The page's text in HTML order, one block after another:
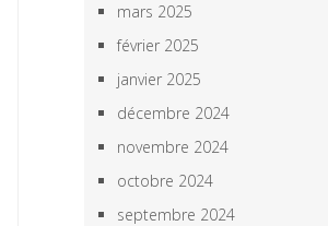
mars 2025
février 2025
janvier 2025
décembre 2024
novembre 2024
octobre 2024
septembre 2024